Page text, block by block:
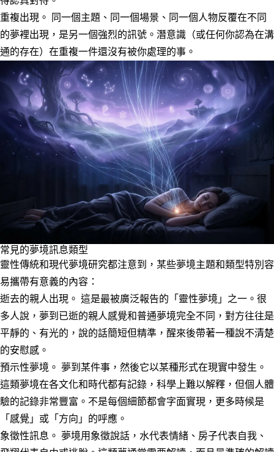
重複出現。
同一個主題、同一個場景、同一個人物反覆在不同
的夢裡出現，是另一個強烈的訊號。潛意識（或任何你認為在溝
通的存在）在重複一件還沒有被你處理的事。
常見的夢境訊息類型
靈性傳統和現代夢境研究都注意到，某些夢境主題和類型特別容
易攜帶有意義的內容：
逝去的親人出現。 這是最被廣泛報告的「靈性夢境」之一。很
多人說，夢到已逝的親人感覺和普通夢境完全不同，對方往往是
平靜的、有光的，說的話簡短但精準，醒來後帶著一種說不清楚
的安慰感。
預示性夢境。 夢到某件事，然後它以某種形式在現實中發生。
這類夢境在各文化和時代都有記錄，科學上難以解釋，但個人體
驗的記錄非常豐富。不是每個細節都會字面實現，更多時候是
「感覺」或「方向」的呼應。
象徵性訊息。 夢境用象徵說話，水代表情緒、房子代表自我、